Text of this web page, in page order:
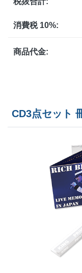
3,500部
4,000部
5,500部
7,000部
7,500部
消費税 10%:
商品代金:
CD3点セット